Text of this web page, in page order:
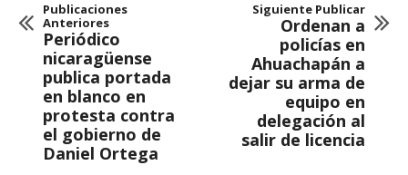
Publicaciones
Anteriores
Periódico
nicaragüense
publica portada
en blanco en
protesta contra
el gobierno de
Daniel Ortega
Siguiente Publicar
Ordenan a
policías en
Ahuachapán a
dejar su arma de
equipo en
delegación al
salir de licencia